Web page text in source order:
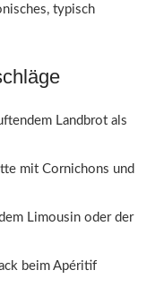
typisch
Landbrot als
mit Cornichons und
Limousin oder der
beim Apéritif